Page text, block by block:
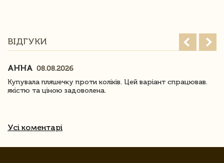
ВІДГУКИ
АННА 08.08.2026
Купувала пляшечку проти коліків. Цей варіант спрацював.
якістю та ціною задоволена.
Усі коментарі